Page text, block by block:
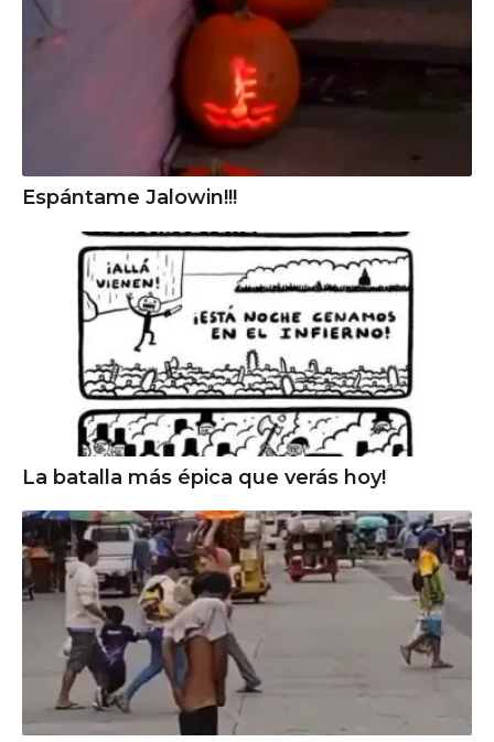
Espántame Jalowin!!!
La batalla más épica que verás hoy!